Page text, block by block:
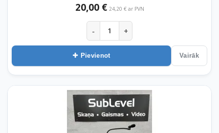
20,00 € 24,20 € ar PVN
- +
Pievienot Vairāk